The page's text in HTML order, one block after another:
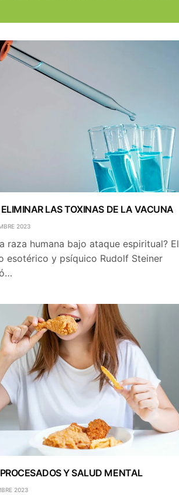
LAS TOXINAS DE LA VACUNA
2023
raza humana bajo ataque espiritual? El
esotérico y psíquico Rudolf Steiner
Y SALUD MENTAL
2023